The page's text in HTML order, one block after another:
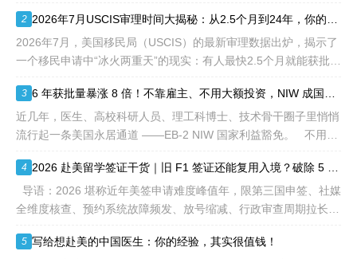
等的限制，所以也愈来愈受
到中国杰出人才的青睐。
突、白白浪费几年
2
2026年7月，美国移民局（USCIS）的最新审理数据出炉，揭示了
一个移民申请中“冰火两重天”的现实：有人最快2.5个月就能获批，
一
3
近几年，医生、高校科研人员、理工科博士、技术骨干圈子里悄悄
流行起一条美国永居通道 ——EB-2 NIW 国家利益豁免。 不用提
4
全维度核查、预约系统故障频发、放号缩减、行政审查周期拉长，
5 写给想赴美的中国医生：你的经验，其实很值钱！